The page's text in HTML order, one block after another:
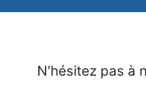
N'hésitez pas à